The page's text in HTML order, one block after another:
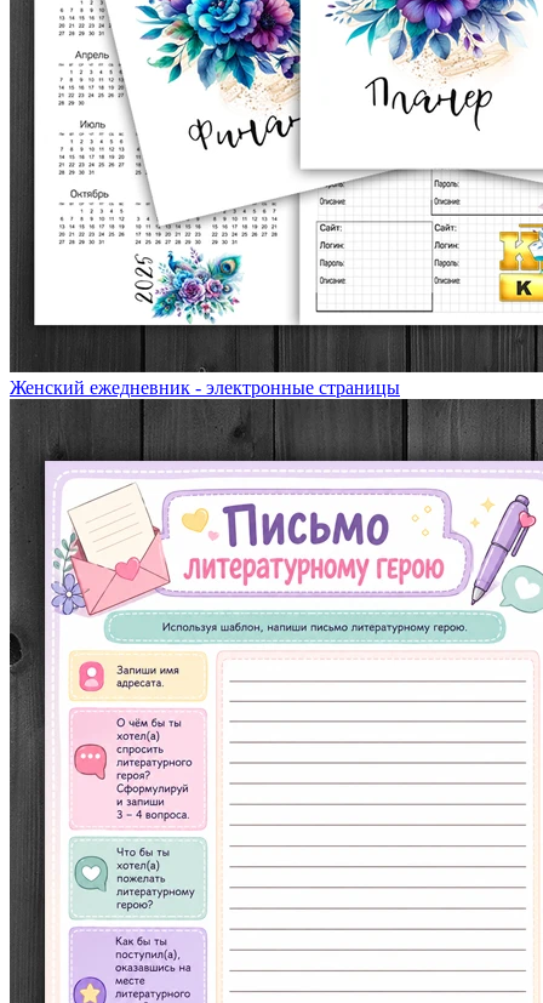
Женский ежедневник - электронные страницы